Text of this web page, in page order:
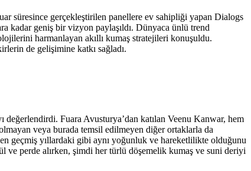
süresince gerçekleştirilen panellere ev sahipliği yapan Dialogs
kadar geniş bir vizyon paylaşıldı. Dünyaca ünlü trend
harmanlayan akıllı kumaş stratejileri konuşuldu.
de gelişimine katkı sağladı.
değerlendirdi. Fuara Avusturya’dan katılan Veenu Kanwar, hem
veya burada temsil edilmeyen diğer ortaklarla da
geçmiş yıllardaki gibi aynı yoğunluk ve hareketlilikte olduğunu
ve perde alırken, şimdi her türlü döşemelik kumaş ve suni deriyi